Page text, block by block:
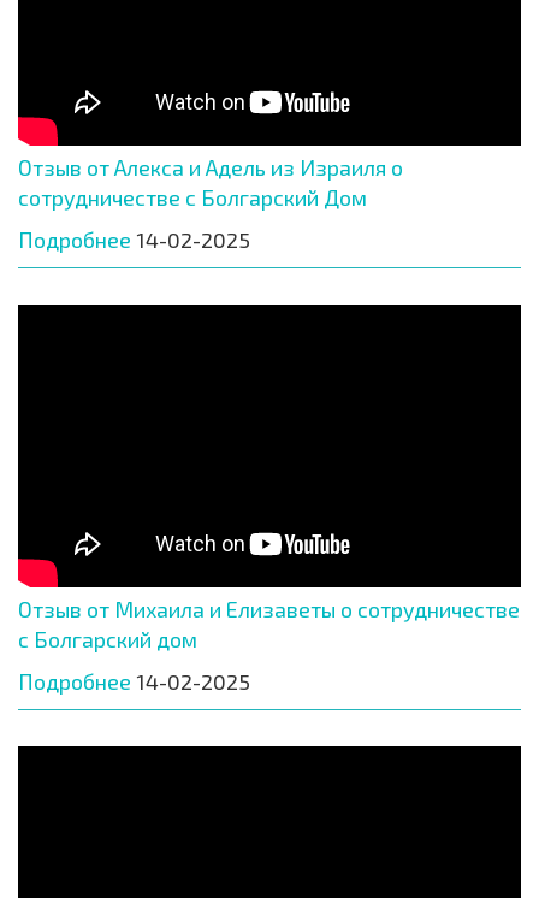
Отзыв от Алекса и Адель из Израиля о
сотрудничестве с Болгарский Дом
Подробнее 14-02-2025
Отзыв от Михаила и Елизаветы о сотрудничестве
с Болгарский дом
Подробнее 14-02-2025